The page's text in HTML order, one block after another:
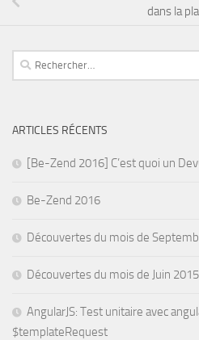
dans la
Rechercher :
ARTICLES RÉCENTS
[Be-Zend 2016] C’est quoi un
Be-Zend 2016
Découvertes du mois de
Découvertes du mois de Juin 2015
AngularJS: Test unitaire avec
$templateRequest